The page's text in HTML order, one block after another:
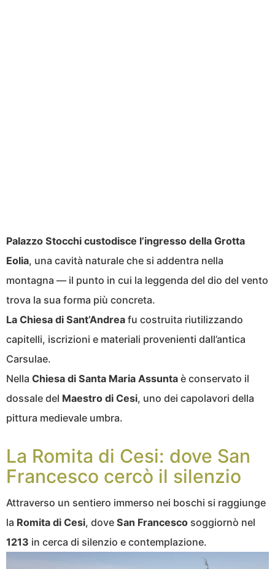
Palazzo Stocchi custodisce l’ingresso della Grotta
Eolia, una cavità naturale che si addentra nella
montagna — il punto in cui la leggenda del dio del vento
trova la sua forma più concreta.
La Chiesa di Sant’Andrea fu costruita riutilizzando
capitelli, iscrizioni e materiali provenienti dall’antica
Carsulae.
Nella Chiesa di Santa Maria Assunta è conservato il
dossale del Maestro di Cesi, uno dei capolavori della
pittura medievale umbra.
La Romita di Cesi: dove San
Francesco cercò il silenzio
Attraverso un sentiero immerso nei boschi si raggiunge
la Romita di Cesi, dove San Francesco soggiornò nel
1213 in cerca di silenzio e contemplazione.